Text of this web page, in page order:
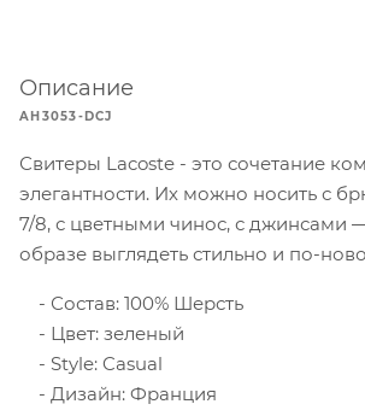
Описание
AH3053-DCJ
Свитеры Lacoste - это сочетание
элегантности. Их можно носить с
7/8, с цветными чинос, с джинсами
образе выглядеть стильно и по-
Состав: 100% Шерсть
Цвет: зеленый
Style: Casual
Дизайн: Франция